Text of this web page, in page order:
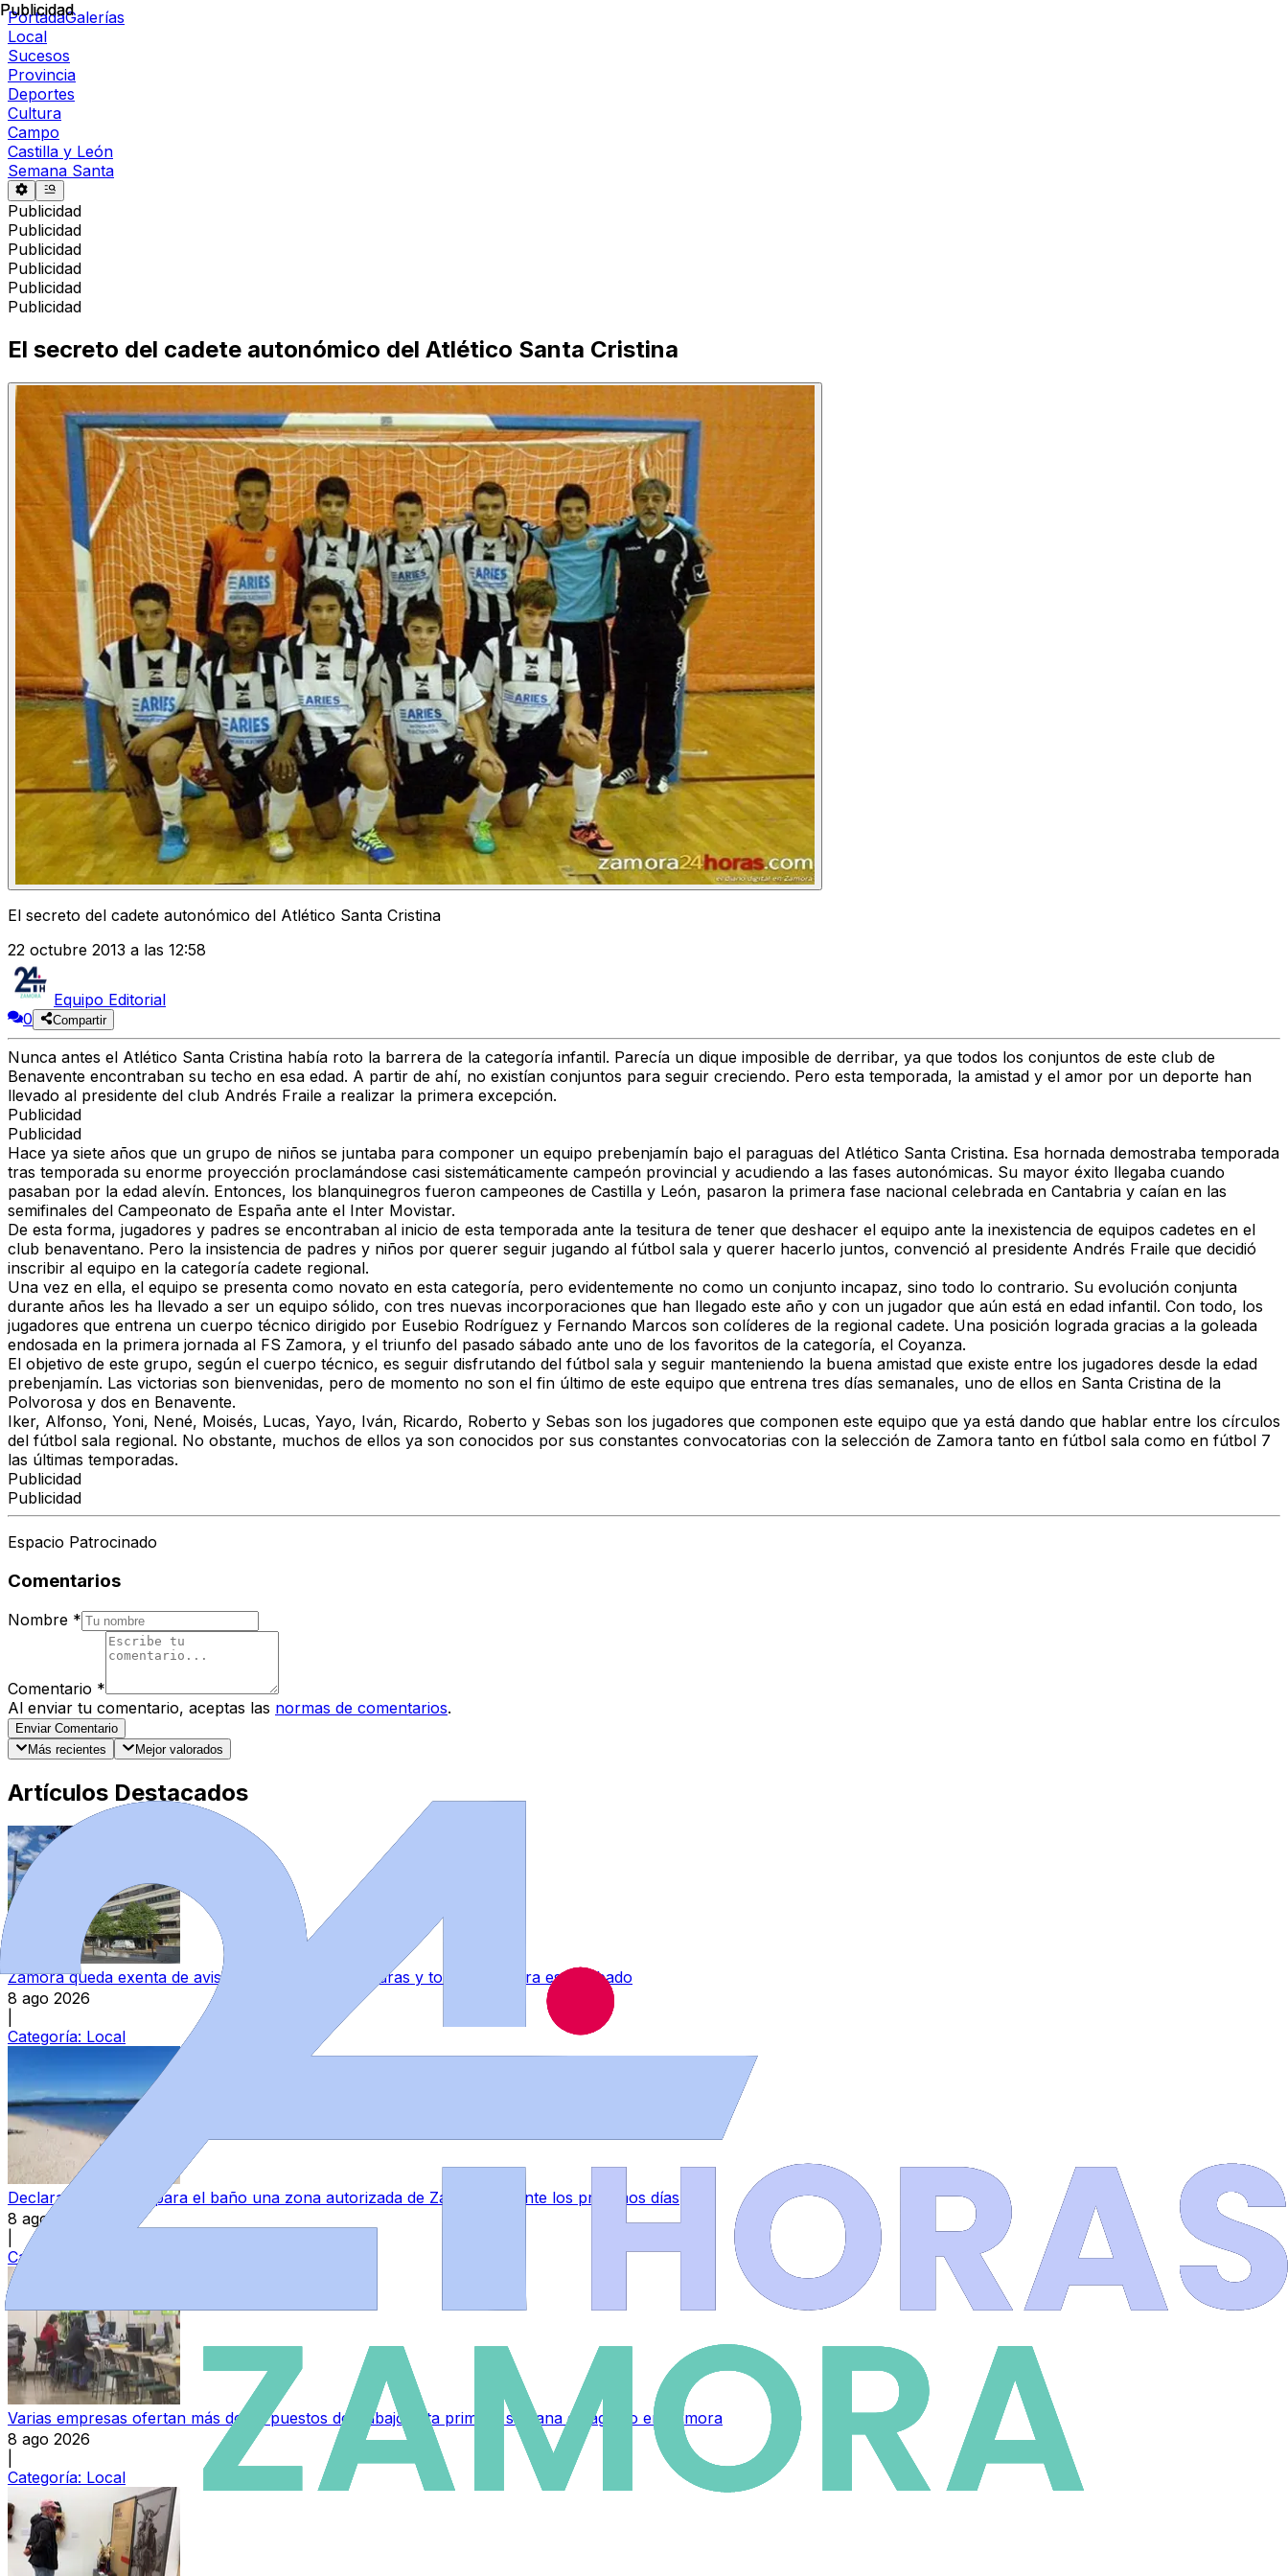
PortadaGalerías
Local
Sucesos
Provincia
Deportes
Cultura
Campo
Castilla y León
Semana Santa
Publicidad
Publicidad
Publicidad
Publicidad
Publicidad
Publicidad
Publicidad
El secreto del cadete autonómico del Atlético Santa Cristina
El secreto del cadete autonómico del Atlético Santa Cristina
22 octubre 2013 a las 12:58
Equipo Editorial
0
Compartir
Nunca antes el Atlético Santa Cristina había roto la barrera de la categoría infantil. Parecía un dique imposible de derribar, ya que todos los conjuntos de este club de
Benavente encontraban su techo en esa edad. A partir de ahí, no existían conjuntos para seguir creciendo. Pero esta temporada, la amistad y el amor por un deporte han
llevado al presidente del club Andrés Fraile a realizar la primera excepción.
Publicidad
Publicidad
Hace ya siete años que un grupo de niños se juntaba para componer un equipo prebenjamín bajo el paraguas del Atlético Santa Cristina. Esa hornada demostraba temporada
tras temporada su enorme proyección proclamándose casi sistemáticamente campeón provincial y acudiendo a las fases autonómicas. Su mayor éxito llegaba cuando
pasaban por la edad alevín. Entonces, los blanquinegros fueron campeones de Castilla y León, pasaron la primera fase nacional celebrada en Cantabria y caían en las
semifinales del Campeonato de España ante el Inter Movistar.
De esta forma, jugadores y padres se encontraban al inicio de esta temporada ante la tesitura de tener que deshacer el equipo ante la inexistencia de equipos cadetes en el
club benaventano. Pero la insistencia de padres y niños por querer seguir jugando al fútbol sala y querer hacerlo juntos, convenció al presidente Andrés Fraile que decidió
inscribir al equipo en la categoría cadete regional.
Una vez en ella, el equipo se presenta como novato en esta categoría, pero evidentemente no como un conjunto incapaz, sino todo lo contrario. Su evolución conjunta
durante años les ha llevado a ser un equipo sólido, con tres nuevas incorporaciones que han llegado este año y con un jugador que aún está en edad infantil. Con todo, los
jugadores que entrena un cuerpo técnico dirigido por Eusebio Rodríguez y Fernando Marcos son colíderes de la regional cadete. Una posición lograda gracias a la goleada
endosada en la primera jornada al FS Zamora, y el triunfo del pasado sábado ante uno de los favoritos de la categoría, el Coyanza.
El objetivo de este grupo, según el cuerpo técnico, es seguir disfrutando del fútbol sala y seguir manteniendo la buena amistad que existe entre los jugadores desde la edad
prebenjamín. Las victorias son bienvenidas, pero de momento no son el fin último de este equipo que entrena tres días semanales, uno de ellos en Santa Cristina de la
Polvorosa y dos en Benavente.
Iker, Alfonso, Yoni, Nené, Moisés, Lucas, Yayo, Iván, Ricardo, Roberto y Sebas son los jugadores que componen este equipo que ya está dando que hablar entre los círculos
del fútbol sala regional. No obstante, muchos de ellos ya son conocidos por sus constantes convocatorias con la selección de Zamora tanto en fútbol sala como en fútbol 7
las últimas temporadas.
Publicidad
Publicidad
Espacio Patrocinado
Comentarios
Nombre *
Comentario *
Al enviar tu comentario, aceptas las normas de comentarios.
Enviar Comentario
Más recientes
Mejor valorados
Artículos Destacados
Zamora queda exenta de avisos por altas temperaturas y tormentas para este sábado
8 ago 2026
Categoría: Local
Declarada ‘no apta’ para el baño una zona autorizada de Zamora durante los próximos días
8 ago 2026
Categoría:
Varias empresas ofertan más de 30 puestos de trabajo esta primera semana de agosto en Zamora
8 ago 2026
Categoría: Local
Publicidad